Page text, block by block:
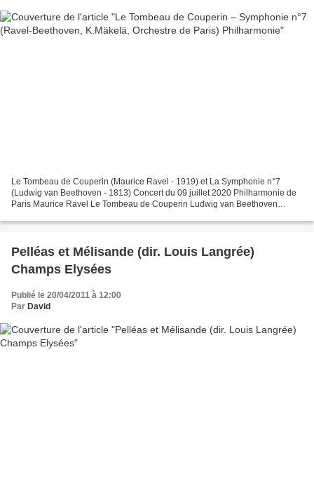
Le Tombeau de Couperin (Maurice Ravel - 1919) et La Symphonie n°7
(Ludwig van Beethoven - 1813) Concert du 09 juillet 2020 Philharmonie de
Paris Maurice Ravel Le Tombeau de Couperin Ludwig van Beethoven
Pelléas et Mélisande (dir. Louis Langrée)
Champs Elysées
Publié le 20/04/2011 à 12:00
Par David